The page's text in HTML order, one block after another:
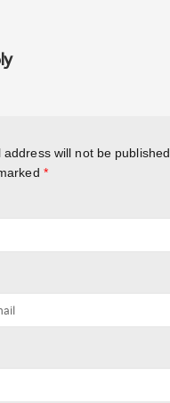
address will not be published.
*